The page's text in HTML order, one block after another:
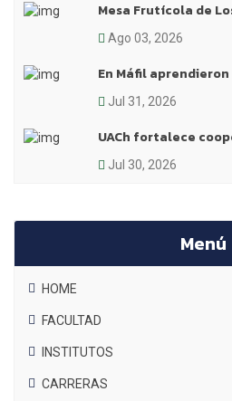
Mesa Frutícola de
Ago 03, 2026
En Máfil
Jul 31, 2026
UACh fortalece
Jul 30, 2026
Menú
HOME
FACULTAD
INSTITUTOS
CARRERAS